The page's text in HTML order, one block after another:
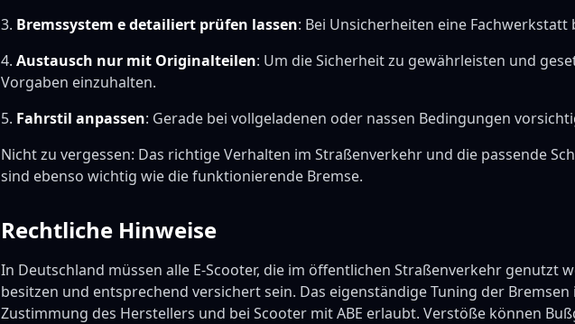
3. Bremssystem e detailiert prüfen lassen: Bei Unsicherheiten eine Fachwerkstatt
4. Austausch nur mit Originalteilen: Um die Sicherheit zu gewährleisten und
Vorgaben einzuhalten.
5. Fahrstil anpassen: Gerade bei vollgeladenen oder nassen Bedingungen
Nicht zu vergessen: Das richtige Verhalten im Straßenverkehr und die passende
sind ebenso wichtig wie die funktionierende Bremse.
Rechtliche Hinweise
In Deutschland müssen alle E-Scooter, die im öffentlichen Straßenverkehr genutzt
besitzen und entsprechend versichert sein. Das eigenständige Tuning der
Zustimmung des Herstellers und bei Scooter mit ABE erlaubt. Verstöße können